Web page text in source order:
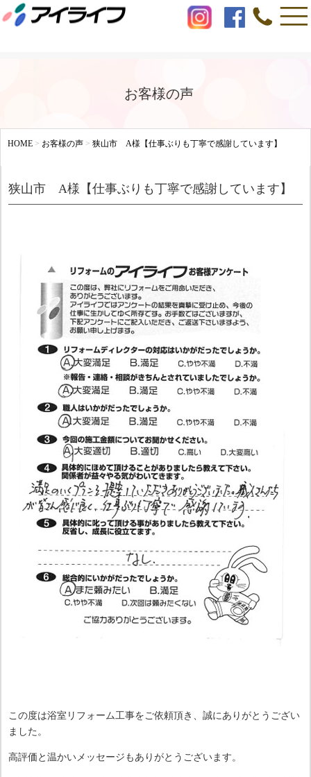
お客様の声
HOME > お客様の声 > 狭山市 A様【仕事ぶりも丁寧で感謝しています】
狭山市 A様【仕事ぶりも丁寧で感謝しています】
この度は浴室リフォーム工事をご依頼頂き、誠にありがとうござい
ました。
高評価と温かいメッセージもありがとうございます。